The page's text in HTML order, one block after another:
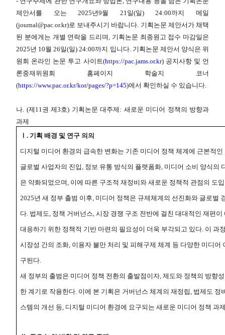
제안서를 오는 2025년9월 21일(일) 24:00까지 메일
(journal@pac.or.kr)로 보내주시기 바랍니다. 기획논문 제안서가 채택
된 분에게는 개별 연락을 드리며, 기획논문 최종원고 접수 마감일은
2025년 10월 26일(일) 24:00까지 입니다. 기획논문 제안서 양식은 위
원회 온라인 논문 투고 사이트(https://pac.jams.or.kr) 공지사항 및 언
론중재위원회 홈페이지 학술지 코너
(https://www.pac.or.kr/kor/pages/?p=145)에서 확인하실 수 있습니다.
나. (제11권 제3호) 기획논문 대주제: 새로운 미디어 정책의 방향과
과제
Ⅰ . 기획 배경 및 연구 의의
디지털 미디어 환경의 급속한 변화는 기존 미디어 정책 체계에 근본적
글로벌 사업자의 진입, 정보 유통 방식의 플랫폼화, 미디어 소비 양식의
은 약화되었으며, 이에 따른 구조적 재정비와 새로운 정책적 관점의 도
2025년 새 정부 출범 이후, 미디어 정책은 규제체계의 선진화와 글로벌
다. 법제도, 정책 거버넌스, 시장 경쟁 구조 전반에 걸친 대대적인 재편이
대응하기 위한 정책적 기반 마련의 필요성이 더욱 부각되고 있다. 이 과
시장성 간의 조화, 이용자 불만 처리 및 피해구제 체계 등 다양한 미디어
구된다.
새 정부의 출범은 미디어 정책 전환의 출발점이자, 제도와 정책의 방향
한 계기로 작용한다. 이에 본 기획은 거버넌스 체계의 재정립, 법제도 정
스템의 개선 등, 디지털 미디어 환경에 요구되는 새로운 미디어 정책 과